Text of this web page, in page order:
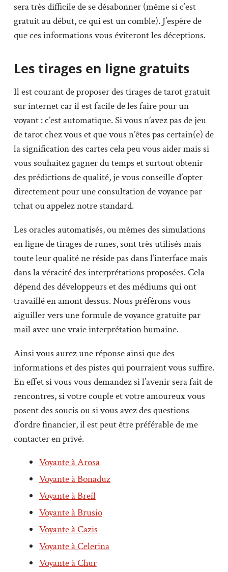
sera très difficile de se désabonner (même si c’est
gratuit au début, ce qui est un comble). J’espère de
que ces informations vous éviteront les déceptions.
Les tirages en ligne gratuits
Il est courant de proposer des tirages de tarot gratuit
sur internet car il est facile de les faire pour un
voyant : c’est automatique. Si vous n’avez pas de jeu
de tarot chez vous et que vous n’êtes pas certain(e) de
la signification des cartes cela peu vous aider mais si
vous souhaitez gagner du temps et surtout obtenir
des prédictions de qualité, je vous conseille d’opter
directement pour une consultation de voyance par
tchat ou appelez notre standard.
Les oracles automatisés, ou mêmes des simulations
en ligne de tirages de runes, sont très utilisés mais
toute leur qualité ne réside pas dans l’interface mais
dans la véracité des interprétations proposées. Cela
dépend des développeurs et des médiums qui ont
travaillé en amont dessus. Nous préférons vous
aiguiller vers une formule de voyance gratuite par
mail avec une vraie interprétation humaine.
Ainsi vous aurez une réponse ainsi que des
informations et des pistes qui pourraient vous suffire.
En effet si vous vous demandez si l’avenir sera fait de
rencontres, si votre couple et votre amoureux vous
posent des soucis ou si vous avez des questions
d’ordre financier, il est peut être préférable de me
contacter en privé.
Voyante à Arosa
Voyante à Bonaduz
Voyante à Breíl
Voyante à Brusio
Voyante à Cazis
Voyante à Celerina
Voyante à Chur